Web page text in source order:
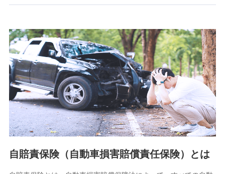
をお送りするため
分析するため
当社の対応品質向上やお問い合わせ内容の正確な把握のため
個人情報保護管理者の職名、連絡先
株式会社ドコモ・インシュアランス 営業部長
〒103-0013 東京都中央区日本橋人形町2-14-10 アーバン
ネット日本橋ビル 3F
株式会社ドコモ・インシュアランス
個人情報の第三者提供について
除き、第三者に提供いたしません。
自賠責保険（自動車損害賠償責任保険）とは